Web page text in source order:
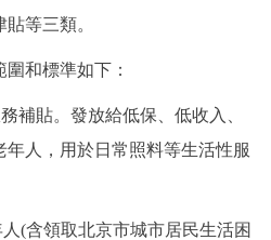
等三類。
和標準如下：
貼。發放給低保、低收入、
人，用於日常照料等生活性服
含領取北京市城市居民生活困